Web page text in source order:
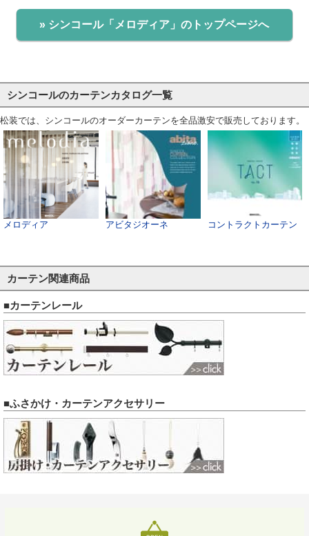
» シンコール「メロディア」のトップページへ
シンコールのカーテンカタログ一覧
松装では、シンコールのオーダーカーテンを全品激安で販売しております。
メロディア アビタジオーネ コントラクトカーテン
カーテン関連商品
■カーテンレール
■ふさかけ・カーテンアクセサリー